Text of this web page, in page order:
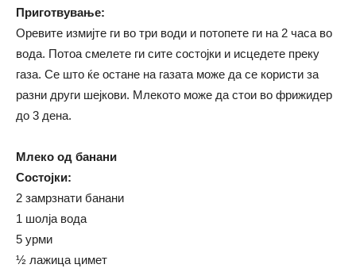
Приготвување:
Оревите измијте ги во три води и потопете ги на 2 часа во
вода. Потоа смелете ги сите состојки и исцедете преку
газа. Се што ќе остане на газата може да се користи за
разни други шејкови. Млекото може да стои во фрижидер
до 3 дена.
Млеко од банани
Состојки:
2 замрзнати банани
1 шолја вода
5 урми
½ лажица цимет